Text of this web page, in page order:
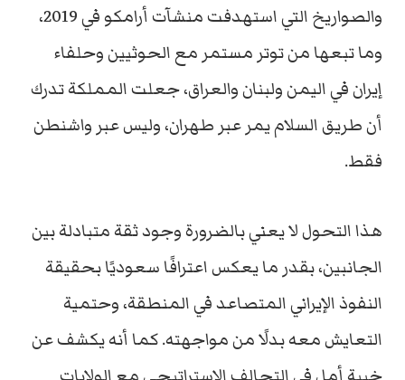
والصواريخ التي استهدفت منشآت أرامكو في 2019،
وما تبعها من توتر مستمر مع الحوثيين وحلفاء
إيران في اليمن ولبنان والعراق، جعلت المملكة تدرك
أن طريق السلام يمر عبر طهران، وليس عبر واشنطن
فقط.
هذا التحول لا يعني بالضرورة وجود ثقة متبادلة بين
الجانبين، بقدر ما يعكس اعترافًا سعوديًا بحقيقة
النفوذ الإيراني المتصاعد في المنطقة، وحتمية
التعايش معه بدلًا من مواجهته. كما أنه يكشف عن